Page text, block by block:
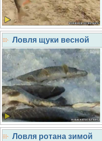
Ловля щуки весной
Ловля ротана зимой